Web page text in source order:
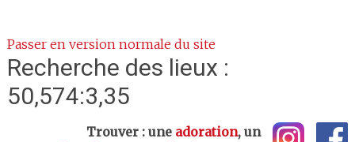
Passer en version normale du site
Recherche des lieux :
50,574:3,35
Trouver : une adoration, un